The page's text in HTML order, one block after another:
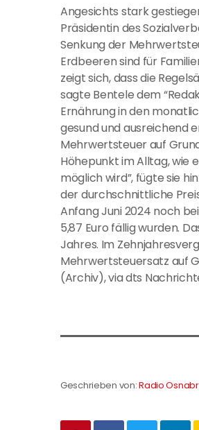
Angesichts stark
Präsidentin des
Senkung der
Erdbeeren sind für
zeigt sich, dass die
sagte Bentele dem
Ernährung in den
gesund und ausreichend
Mehrwertsteuer auf
Höhepunkt im Alltag, wie
möglich wird”, fügte sie
der durchschnittliche
Anfang Juni 2024 noch
5,87 Euro fällig wurden.
Jahres. Im
Mehrwertsteuersatz auf
(Archiv), via dts
Geschrieben von:Radio